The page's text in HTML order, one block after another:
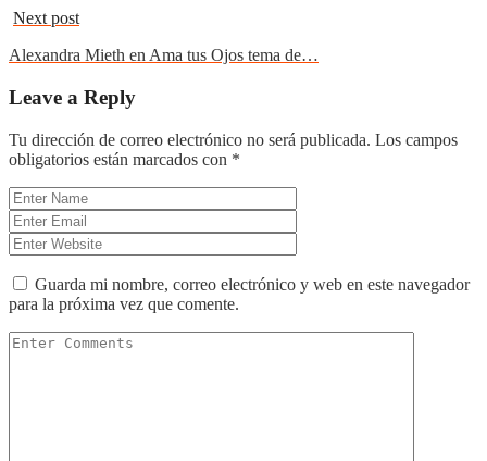
Next post
Alexandra Mieth en Ama tus Ojos tema de…
Leave a Reply
Tu dirección de correo electrónico no será publicada. Los campos
obligatorios están marcados con *
Guarda mi nombre, correo electrónico y web en este navegador
para la próxima vez que comente.